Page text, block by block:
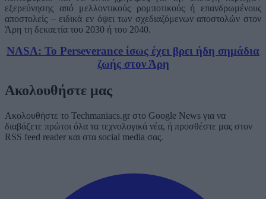
εξερεύνησης από μελλοντικούς ρομποτικούς ή επανδρωμένους
αποστολείς – ειδικά εν όψει των σχεδιαζόμενων αποστολών στον
Άρη τη δεκαετία του 2030 ή του 2040.
NASA: Το Perseverance ίσως έχει βρει ήδη σημάδια
ζωής στον Άρη
Ακολουθήστε μας
Ακολουθήστε το Techmaniacs.gr στο Google News για να
διαβάζετε πρώτοι όλα τα τεχνολογικά νέα, ή προσθέστε μας στον
RSS feed reader και στα social media σας.